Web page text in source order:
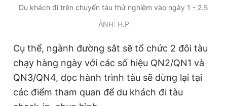
Du khách đi trên chuyến tàu thử nghiệm vào ngày 1 - 2.5
ẢNH: H.P
Cụ thể, ngành đường sắt sẽ tổ chức 2 đôi tàu
chạy hàng ngày với các số hiệu QN2/QN1 và
QN3/QN4, dọc hành trình tàu sẽ dừng lại tại
các điểm tham quan để du khách đi tàu